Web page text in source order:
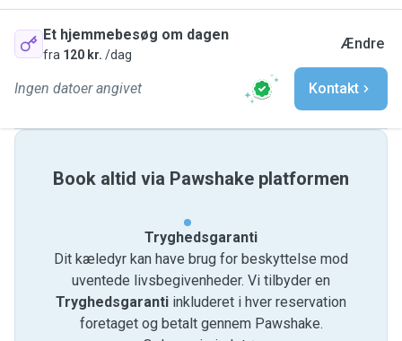
Et hjemmebesøg om dagen
fra 120 kr. /dag
Ændre
Ingen datoer angivet Kontakt
Book altid via Pawshake platformen
Tryghedsgaranti
Dit kæledyr kan have brug for beskyttelse mod
uventede livsbegivenheder. Vi tilbyder en
Tryghedsgaranti inkluderet i hver reservation
foretaget og betalt gennem Pawshake.